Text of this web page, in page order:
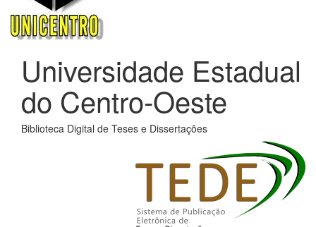
Universidade Estadual
do Centro-Oeste
Biblioteca Digital de Teses e Dissertações